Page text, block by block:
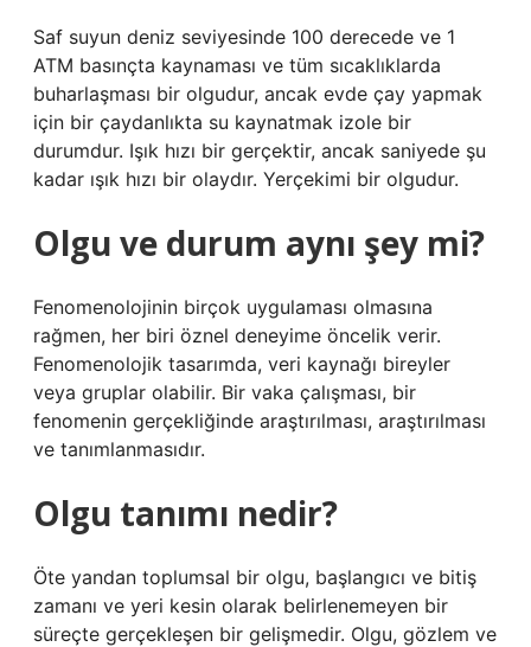
Saf suyun deniz seviyesinde 100 derecede ve 1
ATM basınçta kaynaması ve tüm sıcaklıklarda
buharlaşması bir olgudur, ancak evde çay yapmak
için bir çaydanlıkta su kaynatmak izole bir
durumdur. Işık hızı bir gerçektir, ancak saniyede şu
kadar ışık hızı bir olaydır. Yerçekimi bir olgudur.
Olgu ve durum aynı şey mi?
Fenomenolojinin birçok uygulaması olmasına
rağmen, her biri öznel deneyime öncelik verir.
Fenomenolojik tasarımda, veri kaynağı bireyler
veya gruplar olabilir. Bir vaka çalışması, bir
fenomenin gerçekliğinde araştırılması, araştırılması
ve tanımlanmasıdır.
Olgu tanımı nedir?
Öte yandan toplumsal bir olgu, başlangıcı ve bitiş
zamanı ve yeri kesin olarak belirlenemeyen bir
süreçte gerçekleşen bir gelişmedir. Olgu, gözlem ve